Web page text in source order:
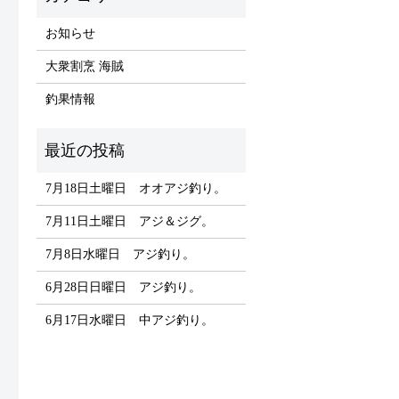
お知らせ
大衆割烹 海賊
釣果情報
7月18日土曜日 オオアジ釣り。
7月11日土曜日 アジ＆ジグ。
7月8日水曜日 アジ釣り。
6月28日日曜日 アジ釣り。
6月17日水曜日 中アジ釣り。